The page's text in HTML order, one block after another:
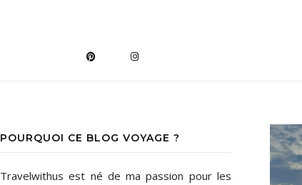
POURQUOI CE BLOG VOYAGE ?
Travelwithus est né de ma passion pour les